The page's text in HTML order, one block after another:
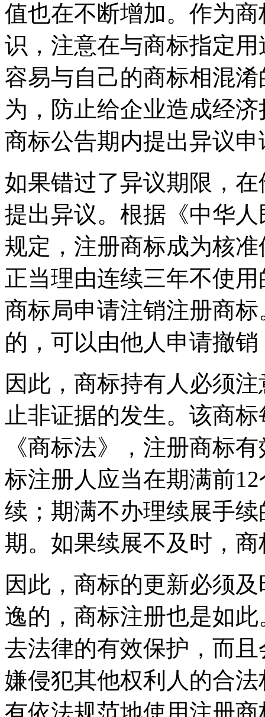
值也在不断增加。作为
识，注意在与商标指定
容易与自己的商标相混
为，防止给企业造成经
商标公告期内提出异议申
如果错过了异议期限，
提出异议。根据《中华
规定，注册商标成为核
正当理由连续三年不使
商标局申请注销注册商
的，可以由他人申请撤
因此，商标持有人必须
止非证据的发生。该商
《商标法》，注册商标
标注册人应当在期满前
续；期满不办理续展手
期。如果续展不及时，
因此，商标的更新必须
逸的，商标注册也是如
去法律的有效保护，而
嫌侵犯其他权利人的合